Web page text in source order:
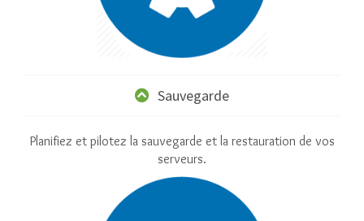
Sauvegarde
Planifiez et pilotez la sauvegarde et la restauration de vos
serveurs.